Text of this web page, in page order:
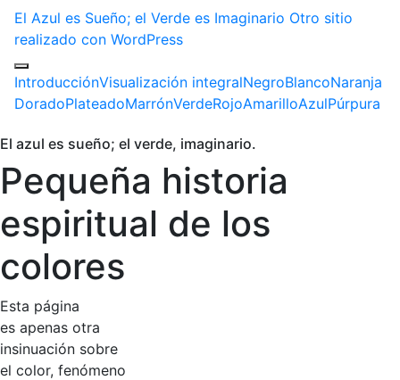
El Azul es Sueño; el Verde es Imaginario Otro sitio
realizado con WordPress
IntroducciónVisualización integralNegroBlancoNaranja
DoradoPlateadoMarrónVerdeRojoAmarilloAzulPúrpura
El azul es sueño; el verde, imaginario.
Pequeña historia
espiritual de los
colores
Esta página
es apenas otra
insinuación sobre
el color, fenómeno